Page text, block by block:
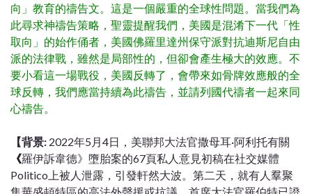
向」教育的禱告文。這是一個嚴重的全球性問題。當我們為
此尋求神禱告策略，聖靈提醒我們，美國是混淆下一代「性
取向」的始作俑者，美國佛羅里達州保守派對抗迪斯尼自由
派的法律戰，雖然是局部性的，但卻會產生極大的效應。不
要小看這一場戰役，美國反轉了，會帶來如骨牌效應般的全
球反轉，我們應當持續為此禱告，並請列國代禱者一起來同
心禱告。
【背景: 2022年5月4日，美聯邦大法官撒母耳·阿利托有關
《羅伊訴韋德》墮胎案的67頁私人意見初稿在社交媒體
Politico上被人泄露，引發軒然大波。第二天，就有人羣聚